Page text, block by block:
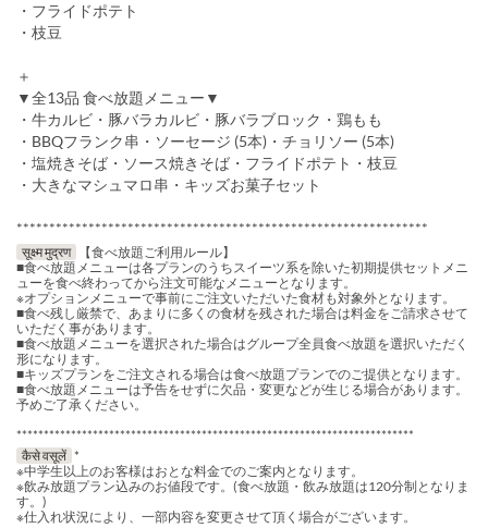
・フライドポテト
・枝豆
＋
▼全13品 食べ放題メニュー▼
・牛カルビ・豚バラカルビ・豚バラブロック・鶏もも
・BBQフランク串・ソーセージ (5本)・チョリソー (5本)
・塩焼きそば・ソース焼きそば・フライドポテト・枝豆
・大きなマシュマロ串・キッズお菓子セット
***************************************************************
सूक्ष्म मुद्रण
【食べ放題ご利用ルール】
■食べ放題メニューは各プランのうちスイーツ系を除いた初期提供セットメニ
ューを食べ終わってから注文可能なメニューとなります。
※オプションメニューで事前にご注文いただいた食材も対象外となります。
■食べ残し厳禁で、あまりに多くの食材を残された場合は料金をご請求させて
いただく事があります。
■食べ放題メニューを選択された場合はグループ全員食べ放題を選択いただく
形になります。
■キッズプランをご注文される場合は食べ放題プランでのご提供となります。
■食べ放題メニューは予告をせずに欠品・変更などが生じる場合があります。
予めご了承ください。
*************************************************************************
कैसे वसूलें *
※中学生以上のお客様はおとな料金でのご案内となります。
※飲み放題プラン込みのお値段です。(食べ放題・飲み放題は120分制となりま
す。)
※仕入れ状況により、一部内容を変更させて頂く場合がございます。